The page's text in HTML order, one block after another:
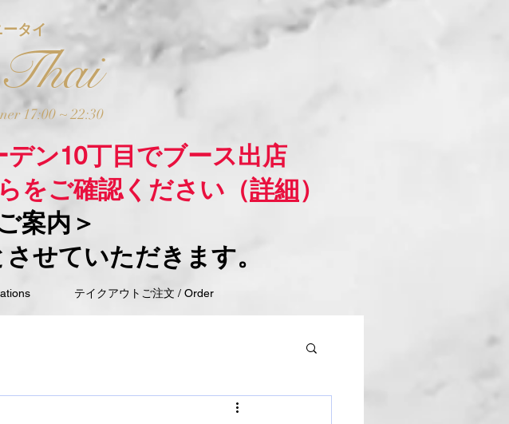
タイ
17:00 ~ 22:30
ン10丁目でブース出店
をご確認ください（詳細）
案内＞
せていただきます。
テイクアウトご注文 / Order